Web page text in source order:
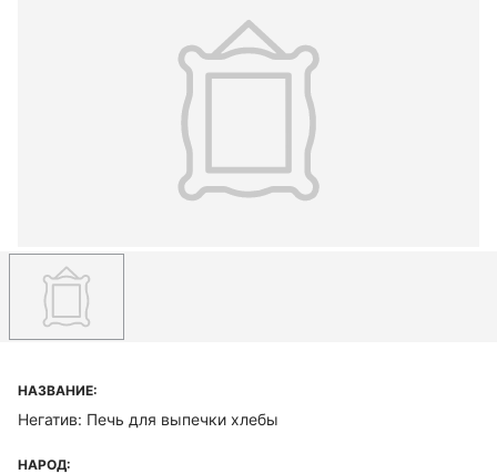
НАЗВАНИЕ:
Негатив: Печь для выпечки хлебы
НАРОД: